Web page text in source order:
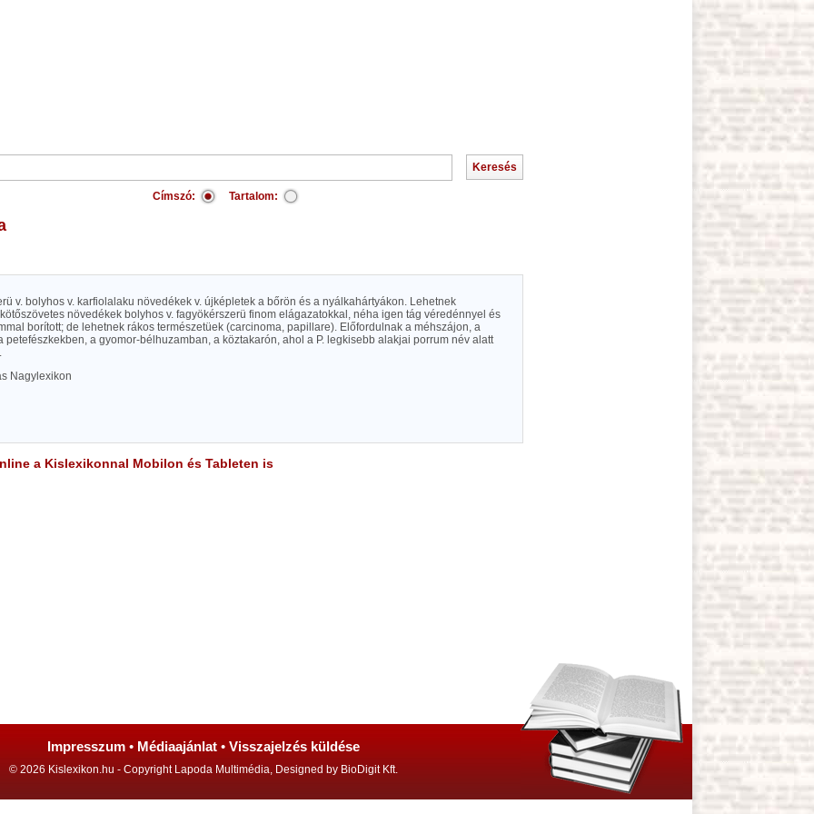
Címszó: Tartalom:
v. bolyhos v. karfiolalaku növedékek v. újképletek a bőrön és a nyálkahártyákon. Lehetnek
növedékek bolyhos v. fagyökérszerü finom elágazatokkal, néha igen tág véredénnyel és
borított; de lehetnek rákos természetüek (carcinoma, papillare). Előfordulnak a méhszájon, a
petefészkekben, a gyomor-bélhuzamban, a köztakarón, ahol a P. legkisebb alakjai porrum név alatt
Nagylexikon
a Kislexikonnal Mobilon és Tableten is
Impresszum • Médiaajánlat • Visszajelzés küldése
© 2026 Kislexikon.hu - Copyright Lapoda Multimédia, Designed by BioDigit Kft.